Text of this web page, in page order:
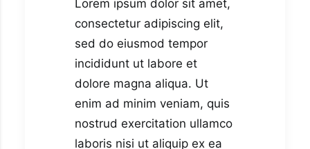
Lorem ipsum dolor sit amet,
consectetur adipiscing elit,
sed do eiusmod tempor
incididunt ut labore et
dolore magna aliqua. Ut
enim ad minim veniam, quis
nostrud exercitation ullamco
laboris nisi ut aliquip ex ea